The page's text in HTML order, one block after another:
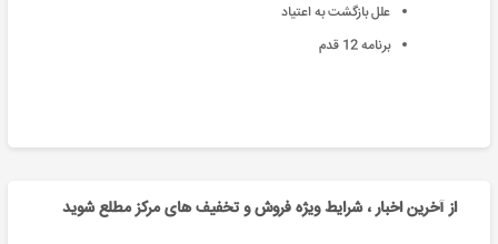
علل بازگشت به اعتیاد
برنامه 12 قدم
از آخرین اخبار ، شرایط ویژه فروش و تخفیف های مرکز مطلع شوید